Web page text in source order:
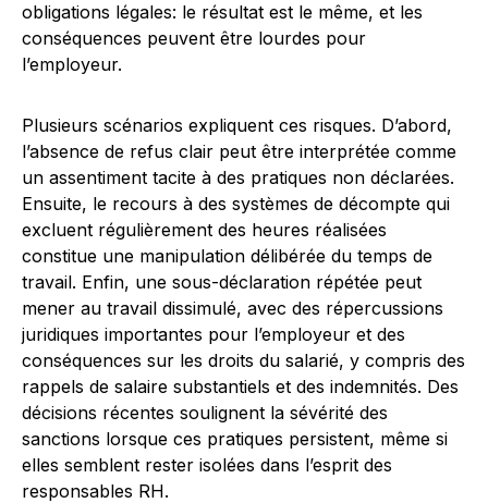
obligations légales: le résultat est le même, et les
conséquences peuvent être lourdes pour
l’employeur.
Plusieurs scénarios expliquent ces risques. D’abord,
l’absence de refus clair peut être interprétée comme
un assentiment tacite à des pratiques non déclarées.
Ensuite, le recours à des systèmes de décompte qui
excluent régulièrement des heures réalisées
constitue une manipulation délibérée du temps de
travail. Enfin, une sous-déclaration répétée peut
mener au travail dissimulé, avec des répercussions
juridiques importantes pour l’employeur et des
conséquences sur les droits du salarié, y compris des
rappels de salaire substantiels et des indemnités. Des
décisions récentes soulignent la sévérité des
sanctions lorsque ces pratiques persistent, même si
elles semblent rester isolées dans l’esprit des
responsables RH.